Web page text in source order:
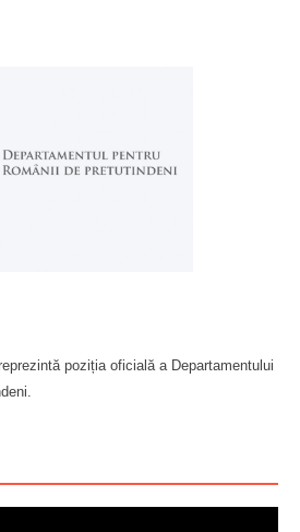
poziția oficială a Departamentului